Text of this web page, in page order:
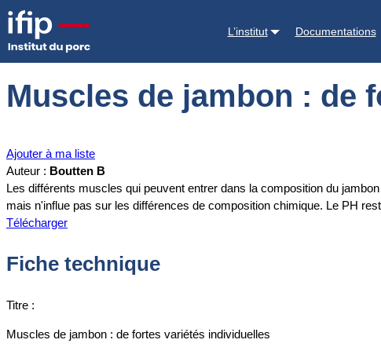
L’institut Documentations
Accueil Documentations
Muscles de jambon : de
Ajouter à ma liste
Auteur : Boutten B
Les différents muscles qui peuvent entrer dans la composition du
mais n'influe pas sur les différences de composition chimique. Le PH
Télécharger
Fiche technique
Titre :
Muscles de jambon : de fortes variétés individuelles